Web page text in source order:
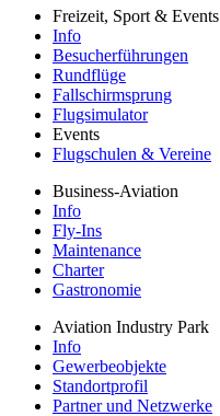
Freizeit, Sport & Events
Info
Besucherführungen
Rundflüge
Fallschirmsprung
Flugsimulator
Events
Flugschulen & Vereine
Business-Aviation
Info
Fly-Ins
Maintenance
Charter
Gastronomie
Aviation Industry Park
Info
Gewerbeobjekte
Standortprofil
Partner und Netzwerke